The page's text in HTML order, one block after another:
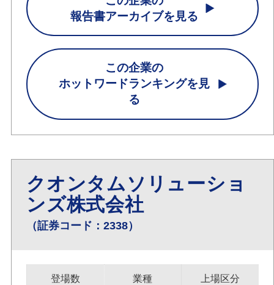
報告書アーカイブを見る
この企業の
ホットワードランキングを見
る
クオンタムソリューショ
ンズ株式会社
（証券コード：2338）
登場数 業種 上場区分